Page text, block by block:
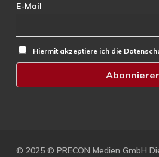
E-Mail
Hiermit akzeptiere ich die
© 2025 © PRECON Medien GmbH